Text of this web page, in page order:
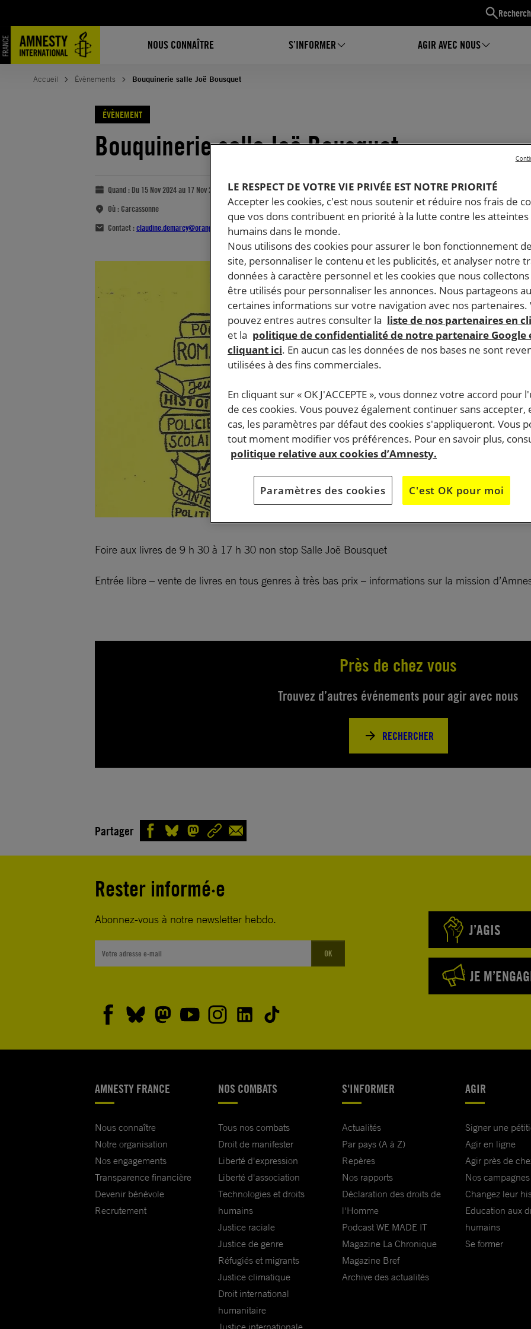
NOUS CONNAÎTRE S’INFORMER AGIR AVEC NOUS
Accueil Évènements Bouquinerie salle Joë Bousquet
ÉVÈNEMENT
Bouquinerie salle Joë Bousquet
Quand : Du 15 Nov 2024 au 17 Nov 2024
Où : Carcassonne
Contact :claudine.demarcy@orange.fr
Foire aux livres de 9 h 30 à 17 h 30 non stop Salle Joë Bousquet
Entrée libre – vente de livres en tous genres à très bas prix – informations sur la mission
Près de chez vous
Trouvez d’autres événements pour agir avec nous
RECHERCHER
Partager
Rester informé·e
Abonnez-vous à notre newsletter hebdo.
OK
J’AGIS
JE
AMNESTY FRANCE
Nous connaître
Notre organisation
Nos engagements
Transparence financière
Devenir bénévole
Recrutement
NOS COMBATS
Tous nos combats
Droit de manifester
Liberté d'expression
Liberté d'association
Technologies et droits
humains
Justice raciale
Justice de genre
Réfugiés et migrants
Justice climatique
Droit international
humanitaire
Justice internationale
S'INFORMER
Actualités
Par pays (A à Z)
Repères
Nos rapports
Déclaration des droits de
l'Homme
Podcast WE MADE IT
Magazine La Chronique
Magazine Bref
Archive des actualités
AGIR
Signer une
Agir en ligne
Agir près de
Nos campagnes
Changez leur
Education aux
humains
Se former
LE RESPECT DE VOTRE VIE PRIVÉE EST NOTRE PRIORITÉ
Accepter les cookies, c'est nous soutenir et réduire nos frais de
que vos dons contribuent en priorité à la lutte contre les
humains dans le monde.
Nous utilisons des cookies pour assurer le bon fonctionnement
site, personnaliser le contenu et les publicités, et analyser notre
données à caractère personnel et les cookies que nous
être utilisés pour personnaliser les annonces. Nous partageons
certaines informations sur votre navigation avec nos partenaires.
pouvez entres autres consulter la liste de nos partenaires en
et la politique de confidentialité de notre partenaire Google
cliquant ici. En aucun cas les données de nos bases ne sont
utilisées à des fins commerciales.
En cliquant sur « OK J'ACCEPTE », vous donnez votre accord pour
de ces cookies. Vous pouvez également continuer sans accepter,
cas, les paramètres par défaut des cookies s'appliqueront. Vous
tout moment modifier vos préférences. Pour en savoir plus,
politique relative aux cookies d’Amnesty.
Paramètres des cookies C'est OK pour moi